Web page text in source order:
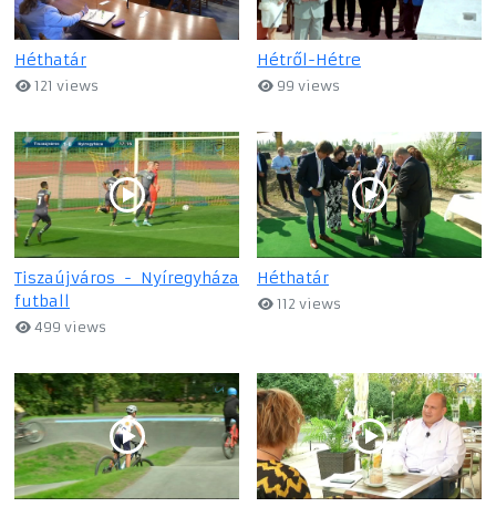
Héthatár
121 views
Hétről-Hétre
99 views
Tiszaújváros - Nyíregyháza
futball
499 views
Héthatár
112 views